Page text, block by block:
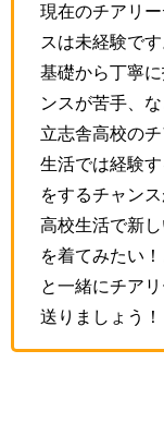
現在のチアリ
スは未経験です
基礎から丁寧
ンスが苦手、
立志舎高校の
生活では経験
をするチャン
高校生活で新
を着てみたい
と一緒にチア
送りましょう！